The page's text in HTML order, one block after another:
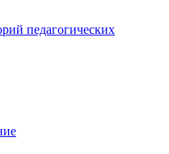
педагогических